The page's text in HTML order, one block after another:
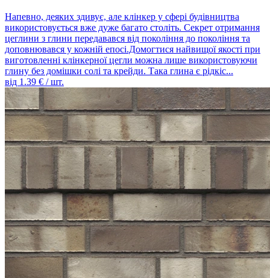
Напевно, деяких здивує, але клінкер у сфері будівництва
використовується вже дуже багато століть. Секрет отримання
цеглини з глини передавався від покоління до покоління та
доповнювався у кожній епосі.Домогтися найвищої якості при
виготовленні клінкерної цегли можна лише використовуючи
глину без домішки солі та крейди. Така глина є рідкіс...
від 1.39 € / шт.